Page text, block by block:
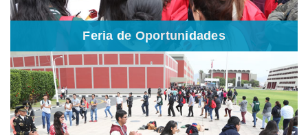
Feria de Oportunidades
Taller de Habilidades Blandas